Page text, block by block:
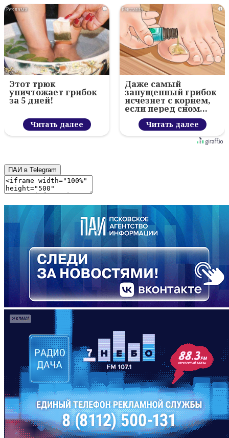
i
Этот трюк
уничтожает грибок
за 5 дней!
Читать далее
i
Даже самый
запущенный грибок
исчезнет с корнем,
если перед сном…
Читать далее
ПАИ в Telegram